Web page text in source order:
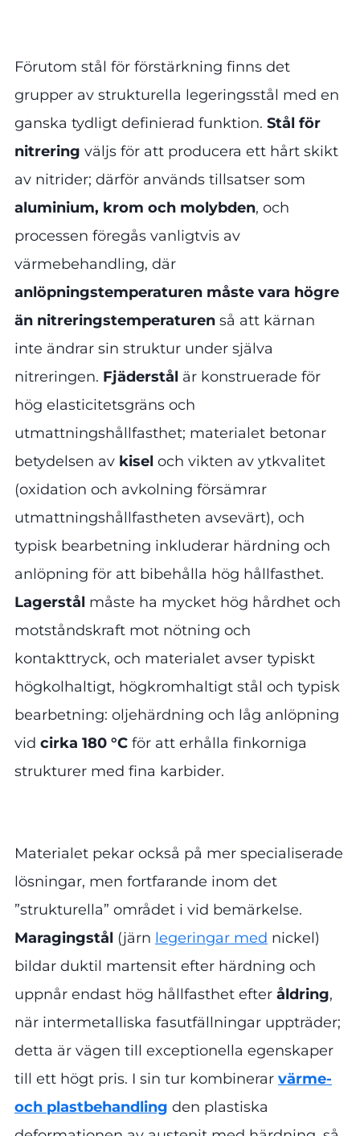
Förutom stål för förstärkning finns det
grupper av strukturella legeringsstål med en
ganska tydligt definierad funktion. Stål för
nitrering väljs för att producera ett hårt skikt
av nitrider; därför används tillsatser som
aluminium, krom och molybden, och
processen föregås vanligtvis av
värmebehandling, där
anlöpningstemperaturen måste vara högre
än nitreringstemperaturen så att kärnan
inte ändrar sin struktur under själva
nitreringen. Fjäderstål är konstruerade för
hög elasticitetsgräns och
utmattningshållfasthet; materialet betonar
betydelsen av kisel och vikten av ytkvalitet
(oxidation och avkolning försämrar
utmattningshållfastheten avsevärt), och
typisk bearbetning inkluderar härdning och
anlöpning för att bibehålla hög hållfasthet.
Lagerstål måste ha mycket hög hårdhet och
motståndskraft mot nötning och
kontakttryck, och materialet avser typiskt
högkolhaltigt, högkromhaltigt stål och typisk
bearbetning: oljehärdning och låg anlöpning
vid cirka 180 °C för att erhålla finkorniga
strukturer med fina karbider.
Materialet pekar också på mer specialiserade
lösningar, men fortfarande inom det
”strukturella” området i vid bemärkelse.
Maragingstål (järn legeringar med nickel)
bildar duktil martensit efter härdning och
uppnår endast hög hållfasthet efter åldring,
när intermetalliska fasutfällningar uppträder;
detta är vägen till exceptionella egenskaper
till ett högt pris. I sin tur kombinerar värme-
och plastbehandling den plastiska